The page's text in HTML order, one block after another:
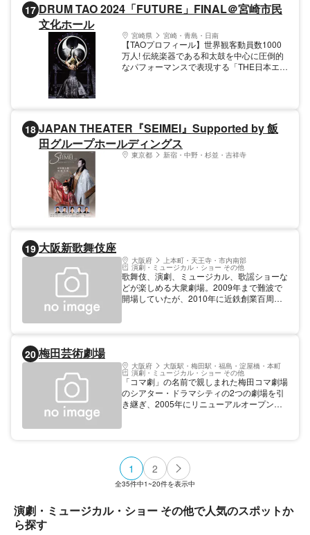
17 DRUM TAO 2024「FUTURE」FINAL＠宮崎市民
文化ホール
宮崎県 宮崎・青島・日南
【TAOプロフィール】世界観客動員数1000
万人! 伝統楽器である和太鼓を中心に圧倒的
なパフォーマンスで表現する「THE日本エン
2017年から東京常設劇場「万華響」を年
500公演行い、2020年から阿蘇くじゅう国
立公園内に絶景の野外常設劇場「TAOの丘」
がオープン。 2022年よりNEWプロジェクト
18 JAPAN THEATER『SEIMEI』Supported by 飯
田グループホールディングス
東京都 新宿・中野・杉並・吉祥寺
19 大阪新歌舞伎座
大阪府 上本町・天王寺・市内南部
演劇・ミュージカル・ショー その他
歌舞伎、演劇、ミュージカル、歌謡ショーな
どが楽しめる大衆劇場。2009年まで難波で
開場していたが、2010年に近鉄創業百周年
お弁当販売もあり便利。近鉄大阪上本町駅と
直結しているので雨の日もアクセスしやす
い。
20 梅田芸術劇場
大阪府 大阪駅・梅田駅・福島・淀屋橋・本町
演劇・ミュージカル・ショー その他
「コマ劇」の名前で親しまれた梅田コマ劇場
のシアター・ドラマシティの2つの劇場を引
き継ぎ、2005年にリニューアルオープン。
効率的に観客席まで響かせることができ、高
い表現力で演目を魅力を引き出している。宝
塚歌劇団出身アーティストのマネジメント業
特徴のひとつだ。
1 2
全35件中1~20件を表示中
演劇・ミュージカル・ショー その他で人気のスポットか
ら探す